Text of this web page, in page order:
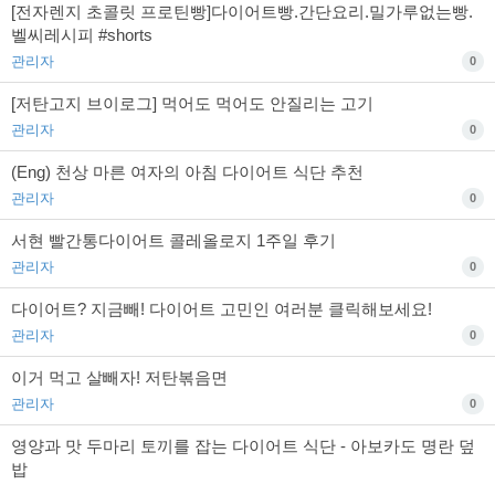
[전자렌지 초콜릿 프로틴빵]다이어트빵.간단요리.밀가루없는빵.
벨씨레시피 #shorts
관리자 0
[저탄고지 브이로그] 먹어도 먹어도 안질리는 고기
관리자 0
(Eng) 천상 마른 여자의 아침 다이어트 식단 추천
관리자 0
서현 빨간통다이어트 콜레올로지 1주일 후기
관리자 0
다이어트? 지금빼! 다이어트 고민인 여러분 클릭해보세요!
관리자 0
이거 먹고 살빼자! 저탄볶음면
관리자 0
영양과 맛 두마리 토끼를 잡는 다이어트 식단 - 아보카도 명란 덮
밥